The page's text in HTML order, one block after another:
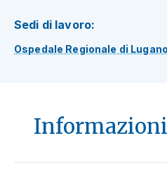
Sedi di lavoro:
Ospedale Regionale di